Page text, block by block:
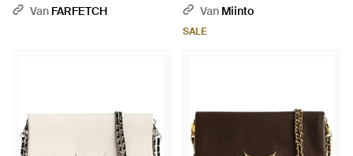
Naturel
Van FARFETCH
Van Miinto
SALE